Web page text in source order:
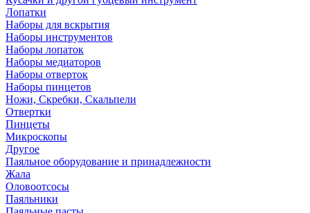
Лопатки
Наборы для вскрытия
Наборы инструментов
Наборы лопаток
Наборы медиаторов
Наборы отверток
Наборы пинцетов
Ножи, Скребки, Скальпели
Отвертки
Пинцеты
Микроскопы
Другое
Паяльное оборудование и принадлежности
Жала
Оловоотсосы
Паяльники